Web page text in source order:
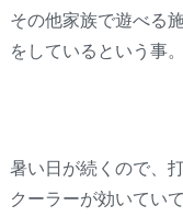
その他家族で遊べる
をしているという事。
暑い日が続くので、
クーラーが効いてい